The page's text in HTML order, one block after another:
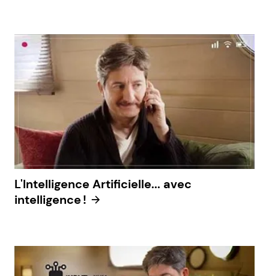
L'Intelligence Artificielle... avec
intelligence !